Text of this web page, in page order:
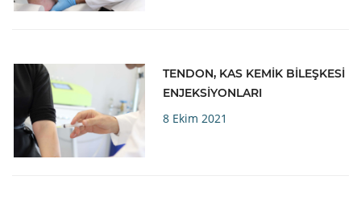
TENDON, KAS KEMİK BİLEŞKESİ
ENJEKSİYONLARI
8 Ekim 2021